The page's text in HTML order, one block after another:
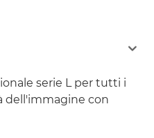
serie L per tutti i
dell'immagine con